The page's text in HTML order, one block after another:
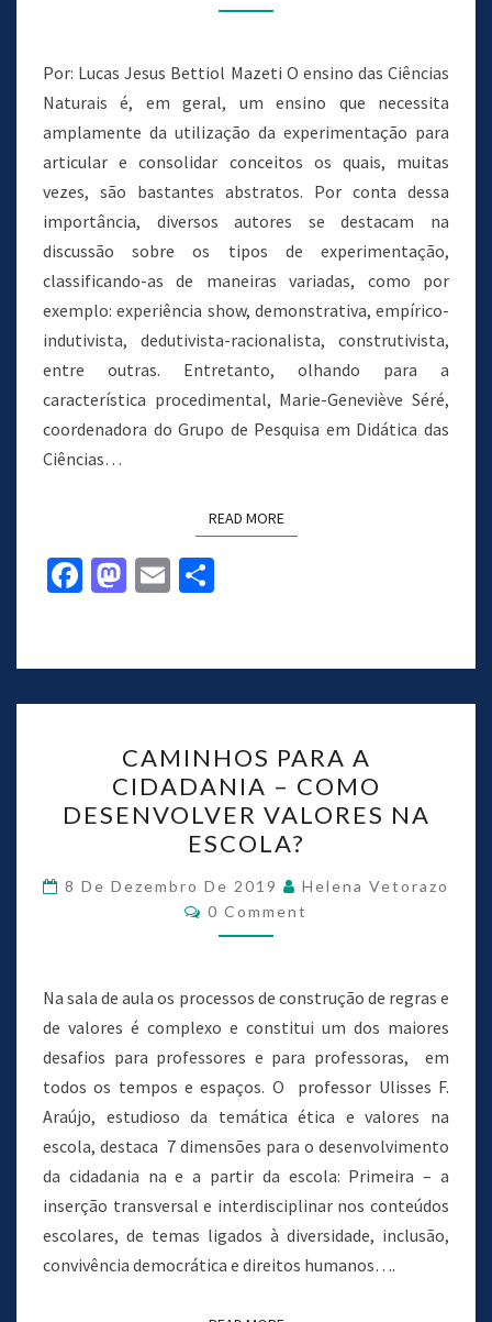
Por: Lucas Jesus Bettiol Mazeti O ensino das Ciências
Naturais é, em geral, um ensino que necessita
amplamente da utilização da experimentação para
articular e consolidar conceitos os quais, muitas
vezes, são bastantes abstratos. Por conta dessa
importância, diversos autores se destacam na
discussão sobre os tipos de experimentação,
classificando-as de maneiras variadas, como por
exemplo: experiência show, demonstrativa, empírico-
indutivista, dedutivista-racionalista, construtivista,
entre outras. Entretanto, olhando para a
característica procedimental, Marie-Geneviève Séré,
coordenadora do Grupo de Pesquisa em Didática das
Ciências…
READ MORE
Fa
o
o
M
d
o
n
E
l
e
CAMINHOS PARA A
CIDADANIA – COMO
DESENVOLVER VALORES NA
ESCOLA?
8 De Dezembro De 2019
Helena Vetorazo
0 Comment
Na sala de aula os processos de construção de regras e
de valores é complexo e constitui um dos maiores
desafios para professores e para professoras, em
todos os tempos e espaços. O professor Ulisses F.
Araújo, estudioso da temática ética e valores na
escola, destaca 7 dimensões para o desenvolvimento
da cidadania na e a partir da escola: Primeira – a
inserção transversal e interdisciplinar nos conteúdos
escolares, de temas ligados à diversidade, inclusão,
convivência democrática e direitos humanos….